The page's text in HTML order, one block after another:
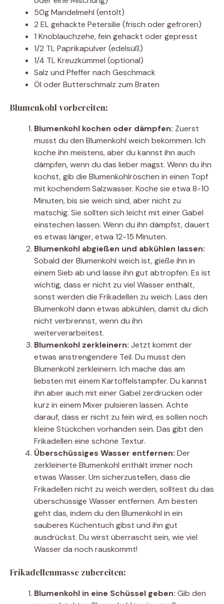
50g Mandelmehl (entölt)
2 EL gehackte Petersilie (frisch oder gefroren)
1 Knoblauchzehe, fein gehackt oder gepresst
1/2 TL Paprikapulver (edelsüß)
1/4 TL Kreuzkümmel (optional)
Salz und Pfeffer nach Geschmack
Öl oder Butterschmalz zum Braten
Blumenkohl vorbereiten:
Blumenkohl kochen oder dämpfen: Zuerst
musst du den Blumenkohl weich bekommen. Ich
koche ihn meistens, aber du kannst ihn auch
dämpfen, wenn du das lieber magst. Wenn du ihn
kochst, gib die Blumenkohlröschen in einen Topf
mit kochendem Salzwasser. Koche sie etwa 8-10
Minuten, bis sie weich sind, aber nicht zu
matschig. Sie sollten sich leicht mit einer Gabel
einstechen lassen. Wenn du ihn dämpfst, dauert
es etwas länger, etwa 12-15 Minuten.
Blumenkohl abgießen und abkühlen lassen:
Sobald der Blumenkohl weich ist, gieße ihn in
einem Sieb ab und lasse ihn gut abtropfen. Es ist
wichtig, dass er nicht zu viel Wasser enthält,
sonst werden die Frikadellen zu weich. Lass den
Blumenkohl dann etwas abkühlen, damit du dich
nicht verbrennst, wenn du ihn
weiterverarbeitest.
Blumenkohl zerkleinern: Jetzt kommt der
etwas anstrengendere Teil. Du musst den
Blumenkohl zerkleinern. Ich mache das am
liebsten mit einem Kartoffelstampfer. Du kannst
ihn aber auch mit einer Gabel zerdrücken oder
kurz in einem Mixer pulsieren lassen. Achte
darauf, dass er nicht zu fein wird, es sollen noch
kleine Stückchen vorhanden sein. Das gibt den
Frikadellen eine schöne Textur.
Überschüssiges Wasser entfernen: Der
zerkleinerte Blumenkohl enthält immer noch
etwas Wasser. Um sicherzustellen, dass die
Frikadellen nicht zu weich werden, solltest du das
überschüssige Wasser entfernen. Am besten
geht das, indem du den Blumenkohl in ein
sauberes Küchentuch gibst und ihn gut
ausdrückst. Du wirst überrascht sein, wie viel
Wasser da noch rauskommt!
Frikadellenmasse zubereiten:
Blumenkohl in eine Schüssel geben: Gib den